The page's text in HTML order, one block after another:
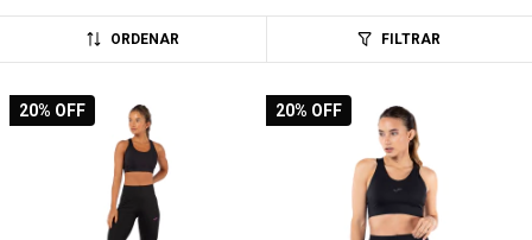
ORDENAR FILTRAR
20% OFF 20% OFF